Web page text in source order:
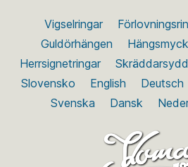
Vigselringar
Guldörhängen
Herrsignetringar
Slovensko
English Deutsch
Svenska
Dansk